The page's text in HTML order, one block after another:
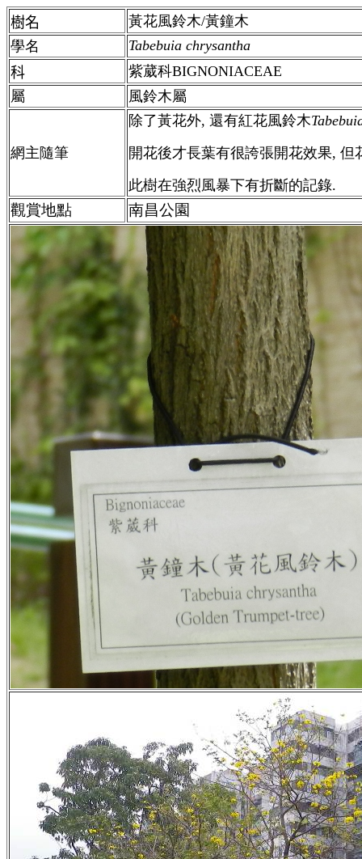
樹名
黃花風鈴木/黃鐘木
學名
Tabebuia chrysantha
科
紫葳科BIGNONIACEAE
屬
風鈴木屬
網主隨筆
除了黃花外, 還有紅花風鈴木
開花後才長葉有很誇張開花效果, 但
此樹在強烈風暴下有折斷的記錄.
觀賞地點 南昌公園